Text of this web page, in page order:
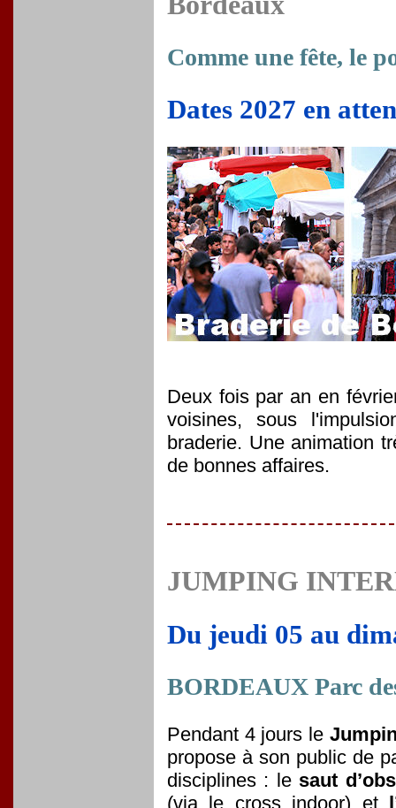
Comme une fête, le
Dates 2027 en
Deux fois par an en
voisines, sous
braderie. Une animation
de bonnes affaires.
JUMPING
Du jeudi 05 au
BORDEAUX Parc
Pendant 4 jours le
propose à son public de
disciplines : le saut
(via le cross indoor) et